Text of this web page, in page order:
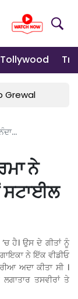
Tollywood
Grewal
ਨੇ
ਹੈ। ਉਸ ਦੇ ਗੀਤਾਂ ਨੂੰ
ਨੇ ਇੱਕ ਵੀਡੀਓ
ਅਦਾ ਕੀਤਾ ਸੀ ।
ਤਸਵੀਰਾਂ ਤੇ